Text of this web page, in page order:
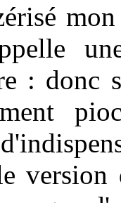
: donc